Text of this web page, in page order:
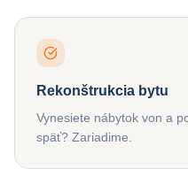
Rekonštrukcia bytu
Vynesiete nábytok von a
späť? Zariadime.